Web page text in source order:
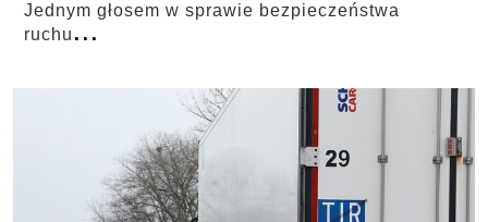
Jednym głosem w sprawie bezpieczeństwa
ruchu ...